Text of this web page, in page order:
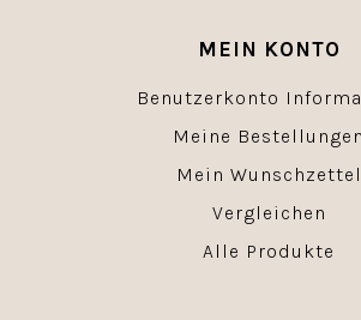
MEIN KONTO
Benutzerkonto
Meine Bestellungen
Mein Wunschzettel
Vergleichen
Alle Produkte